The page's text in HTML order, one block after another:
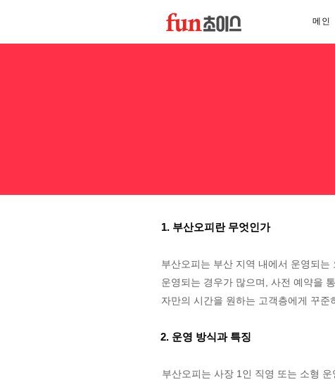
메인
1. 부산오피란 무엇인가
부산오피는 부산 지역 내에서 운영되
운영되는 경우가 많으며, 사전 예약을
자만의 시간을 원하는 고객층에게 꾸준
2. 운영 방식과 특징
부산오피는 사장 1인 직영 또는 소형